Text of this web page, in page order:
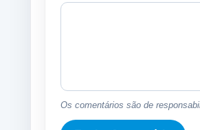
Os comentários são de